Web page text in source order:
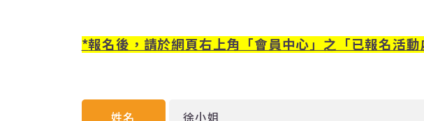
*報名後，請於網頁右上角「會員中心」之「已報名活動
姓名 徐小姐